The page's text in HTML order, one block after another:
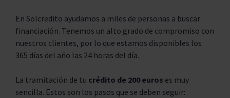
En Solcredito ayudamos a miles de personas a buscar
financiación. Tenemos un alto grado de compromiso con
nuestros clientes, por lo que estamos disponibles los
365 días del año las 24 horas del día.
La tramitación de tu crédito de 200 euros es muy
sencilla. Estos son los pasos que se deben seguir: